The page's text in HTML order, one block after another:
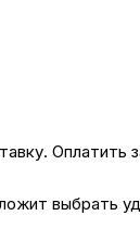
Оплатить
выбрать